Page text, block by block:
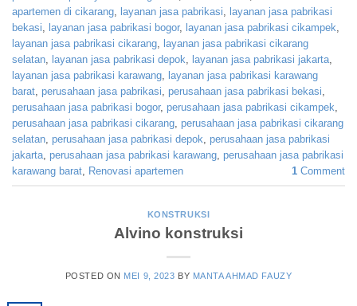
apartemen di cikarang layanan jasa pabrikasi
layanan jasa pabrikasi
bekasi
layanan jasa pabrikasi bogor, layanan jasa pabrikasi cikampek
layanan jasa pabrikasi cikarang layanan jasa pabrikasi cikarang
selatan layanan jasa pabrikasi depok layanan jasa pabrikasi jakarta
layanan jasa pabrikasi karawang layanan jasa pabrikasi karawang
barat perusahaan jasa pabrikasi perusahaan jasa pabrikasi bekasi
perusahaan jasa pabrikasi bogor, perusahaan jasa pabrikasi cikampek
perusahaan jasa pabrikasi cikarang perusahaan jasa pabrikasi cikarang
selatan perusahaan jasa pabrikasi depok perusahaan jasa pabrikasi
jakarta perusahaan jasa pabrikasi karawang perusahaan jasa pabrikasi
karawang barat Renovasi apartemen 1 Comment
KONSTRUKSI
Alvino konstruksi
POSTED ON MEI 9, 2023 BY MANTA AHMAD FAUZY